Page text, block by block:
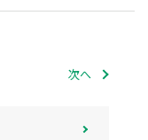
次へ